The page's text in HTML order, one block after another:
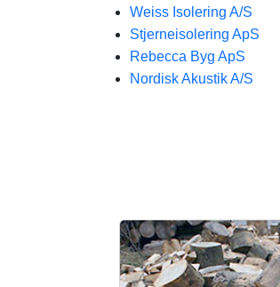
Weiss Isolering A/S
Stjerneisolering ApS
Rebecca Byg ApS
Nordisk Akustik A/S